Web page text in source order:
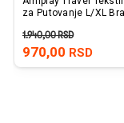
za Putovanje L/XL
970,00 RSD
1.940,00RSD